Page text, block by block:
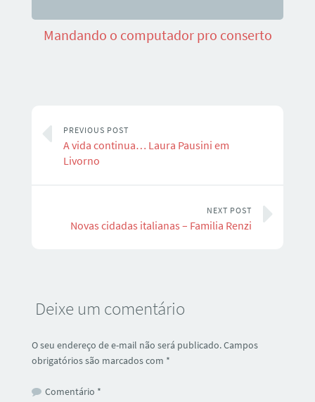
Mandando o computador pro conserto
PREVIOUS POST
A vida continua… Laura Pausini em
Livorno
NEXT POST
Novas cidadas italianas – Familia Renzi
Deixe um comentário
O seu endereço de e-mail não será publicado.Campos
obrigatórios são marcados com *
Comentário *